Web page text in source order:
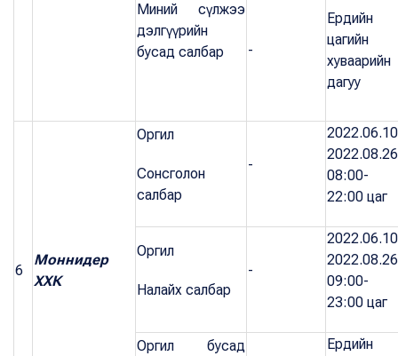
Миний сүлжээ
дэлгүүрийн
бусад салбар
-
Ердийн
цагийн
хуваарийн
дагуу
6
Моннидер
ХХК
Оргил
Сонсголон
салбар
-
2022.08.26
08:00-
22:00 цаг
Оргил
Налайх салбар
-
2022.08.26
09:00-
23:00 цаг
Оргил бусад
Ердийн